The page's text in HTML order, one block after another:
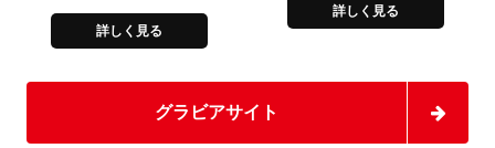
詳しく見る
詳しく見る
グラビアサイト